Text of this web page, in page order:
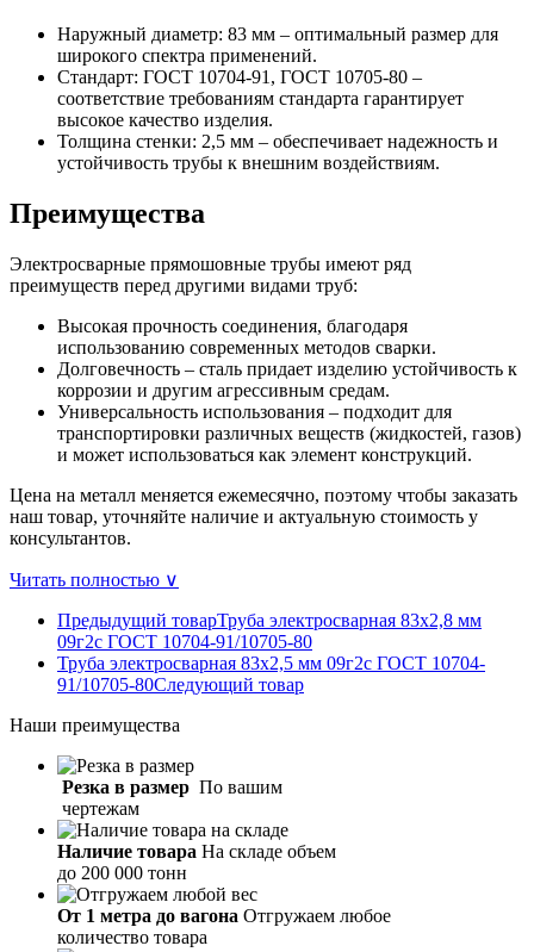
Наружный диаметр: 83 мм – оптимальный размер для
широкого спектра применений.
Стандарт: ГОСТ 10704-91, ГОСТ 10705-80 –
соответствие требованиям стандарта гарантирует
высокое качество изделия.
Толщина стенки: 2,5 мм – обеспечивает надежность и
устойчивость трубы к внешним воздействиям.
Преимущества
Электросварные прямошовные трубы имеют ряд
преимуществ перед другими видами труб:
Высокая прочность соединения, благодаря
использованию современных методов сварки.
Долговечность – сталь придает изделию устойчивость к
коррозии и другим агрессивным средам.
Универсальность использования – подходит для
транспортировки различных веществ (жидкостей, газов)
и может использоваться как элемент конструкций.
Цена на металл меняется ежемесячно, поэтому чтобы заказать
наш товар, уточняйте наличие и актуальную стоимость у
консультантов.
Читать полностью ∨
Предыдущий товарТруба электросварная 83х2,8 мм
09г2с ГОСТ 10704-91/10705-80
Труба электросварная 83х2,5 мм 09г2с ГОСТ 10704-
91/10705-80Следующий товар
Наши преимущества
Резка в размер По вашим
чертежам
Наличие товара На складе объем
до 200 000 тонн
От 1 метра до вагона Отгружаем любое
количество товара